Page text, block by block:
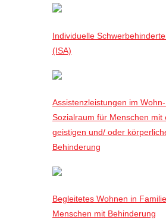
Individuelle
(ISA)
Assistenzleistungen im
Sozialraum für Menschen mit
geistigen und/ oder
Behinderung
Begleitetes Wohnen in
Menschen mit Behinderung